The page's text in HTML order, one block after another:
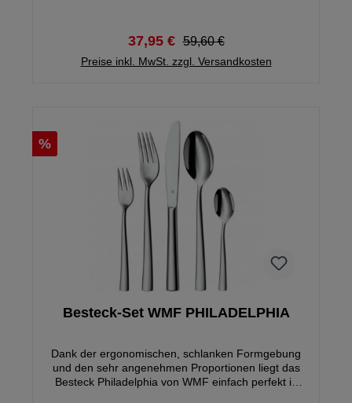
37,95 € 59,60 €
Preise inkl. MwSt. zzgl. Versandkosten
%
Besteck-Set WMF PHILADELPHIA
Dank der ergonomischen, schlanken Formgebung
und den sehr angenehmen Proportionen liegt das
Besteck Philadelphia von WMF einfach perfekt in